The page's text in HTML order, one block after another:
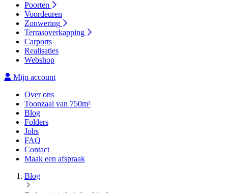
Poorten
Voordeuren
Zonwering
Terrasoverkapping
Carports
Realisaties
Webshop
Mijn account
Over ons
Toonzaal van 750m²
Blog
Folders
Jobs
FAQ
Contact
Maak een afspraak
Blog